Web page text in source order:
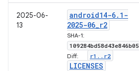
2025-06-
13
android14-6. 1-
2025-06_r2
SHA-1:
109284bd58d43e846b05
Diff: r1 . . r2
LICENSES